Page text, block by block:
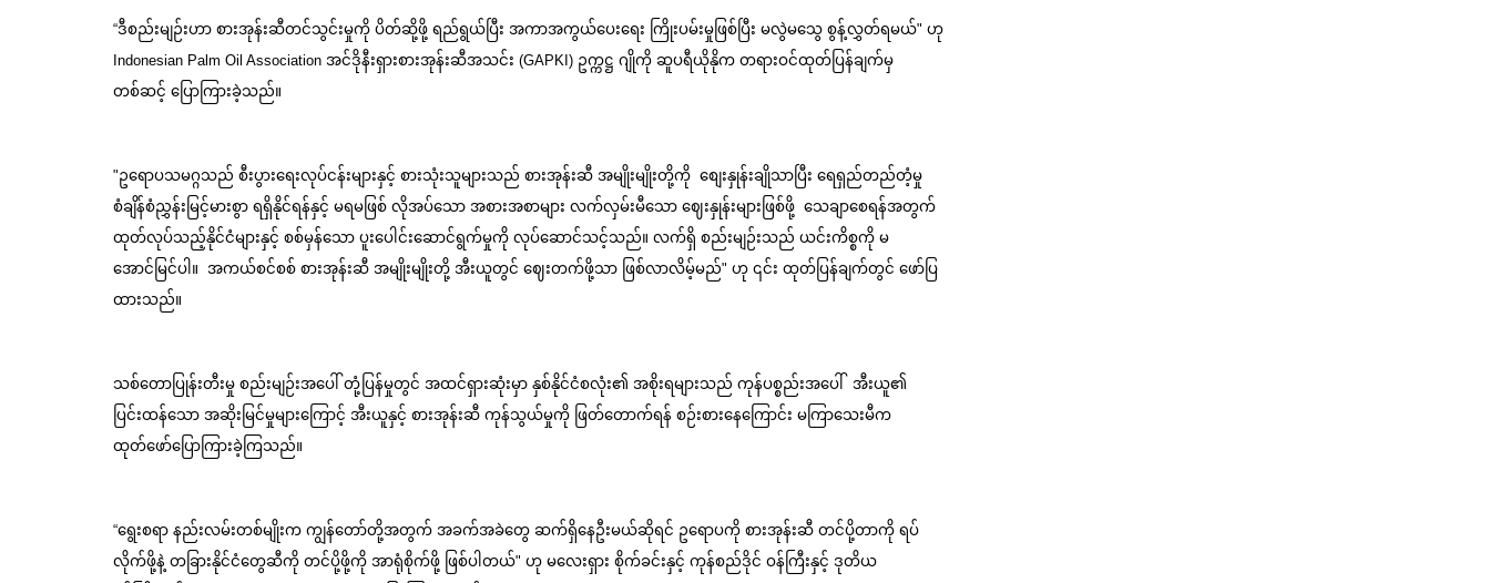
“ဒီစည်းမျဉ်းဟာ စားအုန်းဆီတင်သွင်းမှုကို ပိတ်ဆို့ဖို့ ရည်ရွယ်ပြီး အကာအကွယ်ပေးရေး ကြိုးပမ်းမှုဖြစ်ပြီး မလွဲမသွေ စွန့်လွှတ်ရမယ်" ဟု
Indonesian Palm Oil Association အင်ဒိုနီးရှားစားအုန်းဆီအသင်း (GAPKI) ဥက္ကဋ္ဌ ဂျိုကို ဆူပရီယိုနိုက တရားဝင်ထုတ်ပြန်ချက်မှ
တစ်ဆင့် ပြောကြားခဲ့သည်။
"ဥရောပသမဂ္ဂသည် စီးပွားရေးလုပ်ငန်းများနှင့် စားသုံးသူများသည် စားအုန်းဆီ အမျိုးမျိုးတို့ကို စျေးနှုန်းချိုသာပြီး ရေရှည်တည်တံ့မှု
စံချိန်စံညွှန်းမြင့်မားစွာ ရရှိနိုင်ရန်နှင့် မရမဖြစ် လိုအပ်သော အစားအစာများ လက်လှမ်းမီသော ဈေးနှုန်းများဖြစ်ဖို့  သေချာစေရန်အတွက်
ထုတ်လုပ်သည့်နိုင်ငံများနှင့် စစ်မှန်သော ပူးပေါင်းဆောင်ရွက်မှုကို လုပ်ဆောင်သင့်သည်။ လက်ရှိ စည်းမျဉ်းသည် ယင်းကိစ္စကို မ
အောင်မြင်ပါ။  အကယ်စင်စစ် စားအုန်းဆီ အမျိုးမျိုးတို့ အီးယူတွင် ဈေးတက်ဖို့သာ ဖြစ်လာလိမ့်မည်" ဟု ၎င်း ထုတ်ပြန်ချက်တွင် ဖော်ပြ
ထားသည်။
သစ်တောပြုန်းတီးမှု စည်းမျဉ်းအပေါ် တုံ့ပြန်မှုတွင် အထင်ရှားဆုံးမှာ နှစ်နိုင်ငံစလုံး၏ အစိုးရများသည် ကုန်ပစ္စည်းအပေါ်  အီးယူ၏
ပြင်းထန်သော အဆိုးမြင်မှုများကြောင့် အီးယူနှင့် စားအုန်းဆီ ကုန်သွယ်မှုကို ဖြတ်တောက်ရန် စဉ်းစားနေကြောင်း မကြာသေးမီက
ထုတ်ဖော်ပြောကြားခဲ့ကြသည်။
“ရွေးစရာ နည်းလမ်းတစ်မျိုးက ကျွန်တော်တို့အတွက် အခက်အခဲတွေ ဆက်ရှိနေဦးမယ်ဆိုရင် ဥရောပကို စားအုန်းဆီ တင်ပို့တာကို ရပ်
လိုက်ဖို့နဲ့ တခြားနိုင်ငံတွေဆီကို တင်ပို့ဖို့ကို အာရုံစိုက်ဖို့ ဖြစ်ပါတယ်" ဟု မလေးရှား စိုက်ခင်းနှင့် ကုန်စည်ဒိုင် ဝန်ကြီးနှင့် ဒုတိယ